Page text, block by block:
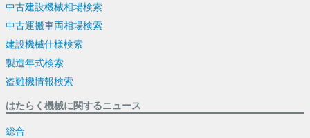
中古建設機械相場検索
中古運搬車両相場検索
建設機械仕様検索
製造年式検索
盗難機情報検索
はたらく機械に関するニュース
総合